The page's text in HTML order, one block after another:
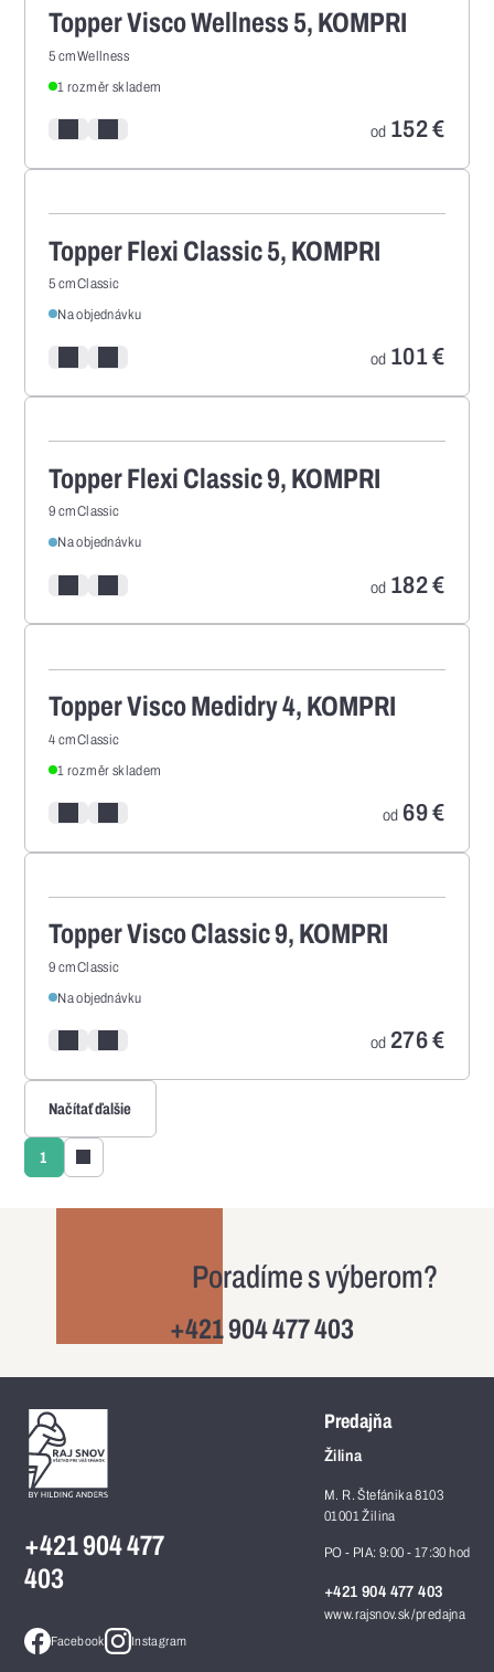
Topper Visco Wellness 5, KOMPRI
5 cmWellness
1 rozměr skladem
od 152€
Topper Flexi Classic 5, KOMPRI
5 cmClassic
Na objednávku
od 101€
Topper Flexi Classic 9, KOMPRI
9 cmClassic
Na objednávku
od 182€
Topper Visco Medidry 4, KOMPRI
4 cmClassic
1 rozměr skladem
od 69€
Topper Visco Classic 9, KOMPRI
9 cmClassic
Na objednávku
od 276€
Načítať ďalšie
1
Poradíme s výberom?
+421 904 477 403
+421 904 477
403
Facebook Instagram
Predajňa
Žilina
M. R. Štefánika 8103
01001 Žilina
PO - PIA: 9:00 - 17:30 hod
+421 904 477 403
www.rajsnov.sk/predajna